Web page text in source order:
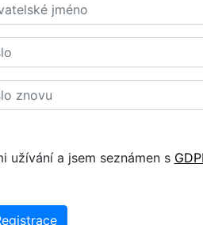
užívání a jsem seznámen s